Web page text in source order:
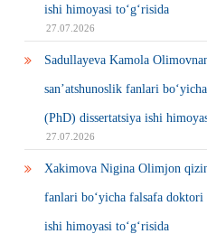
ishi himoyasi to‘g‘risida
27.07.2026
Sadullayeva Kamola
san’atshunoslik fanlari
(PhD) dissertatsiya ishi
27.07.2026
Xakimova Nigina Olimjon
fanlari bo‘yicha falsafa doktori
ishi himoyasi to‘g‘risida